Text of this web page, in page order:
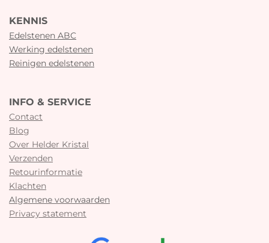
KENNIS
Edelstenen ABC
Werking edelstenen
Reinigen edelstenen
INFO & SERVICE
Contact
Blog
Over Helder Kristal
Verzenden
Retourinformatie
Klachten
Algemene voorwaarden
Privacy statement